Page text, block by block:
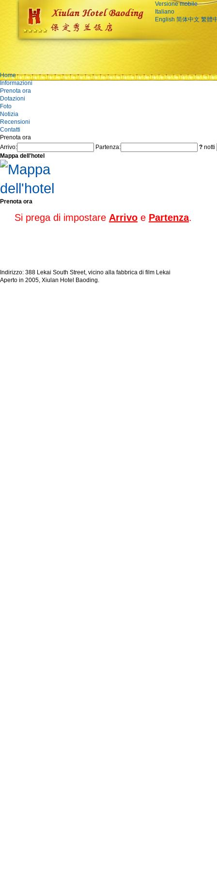
Versione mobile
Italiano
English 简体中文 繁體
Home
Informazioni
Prenota ora
Dotazioni
Foto
Notizia
Recensioni
Contatti
Prenota ora
Arrivo:
Partenza: ? notti
Mappa dell'hotel
Prenota ora
Si prega di impostare Arrivo e Partenza.
Indirizzo: 388 Lekai South Street, vicino alla fabbrica di film Lekai
Aperto in 2005, Xiulan Hotel Baoding.